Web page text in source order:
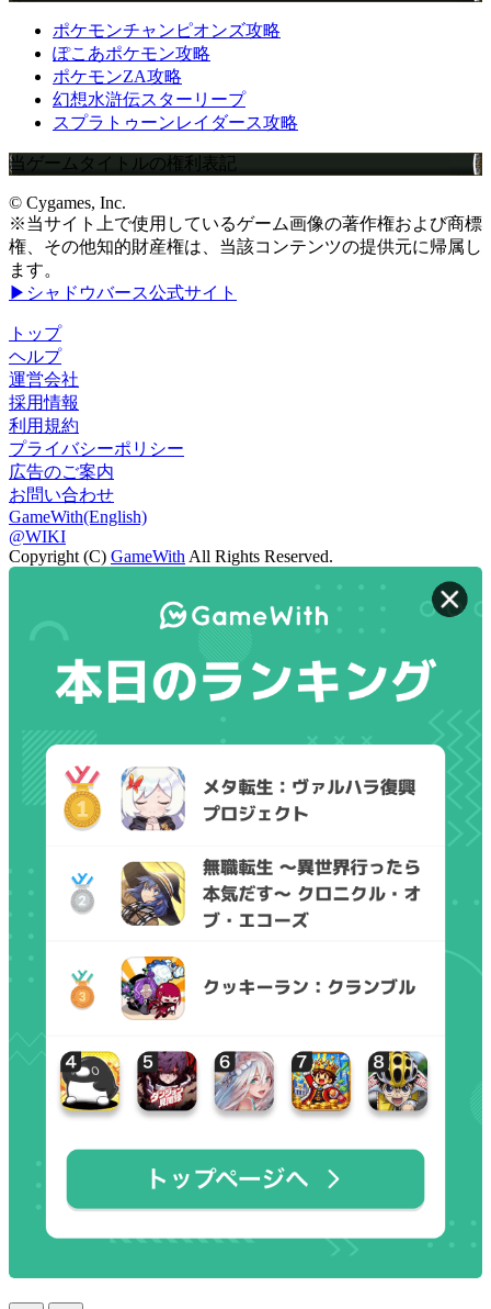
ポケモンチャンピオンズ攻略
ぽこあポケモン攻略
ポケモンZA攻略
幻想水滸伝スターリープ
スプラトゥーンレイダース攻略
当ゲームタイトルの権利表記
© Cygames, Inc.
※当サイト上で使用しているゲーム画像の著作権および商標
権、その他知的財産権は、当該コンテンツの提供元に帰属し
ます。
▶シャドウバース公式サイト
トップ
ヘルプ
運営会社
採用情報
利用規約
プライバシーポリシー
広告のご案内
お問い合わせ
GameWith(English)
@WIKI
Copyright (C) GameWith All Rights Reserved.